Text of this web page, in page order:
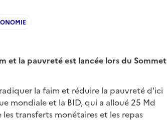
et la pauvreté est lancée lors du Sommet
la faim et réduire la pauvreté d'ici
mondiale et la BID, qui a alloué 25 Md
transferts monétaires et les repas